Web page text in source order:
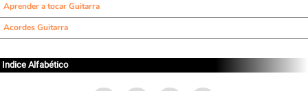
Aprender a tocar Guitarra
Acordes Guitarra
Indice Alfabético